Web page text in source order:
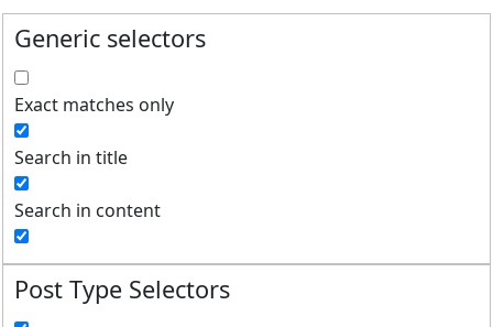
Generic selectors
Exact matches only
Search in title
Search in content
Post Type Selectors